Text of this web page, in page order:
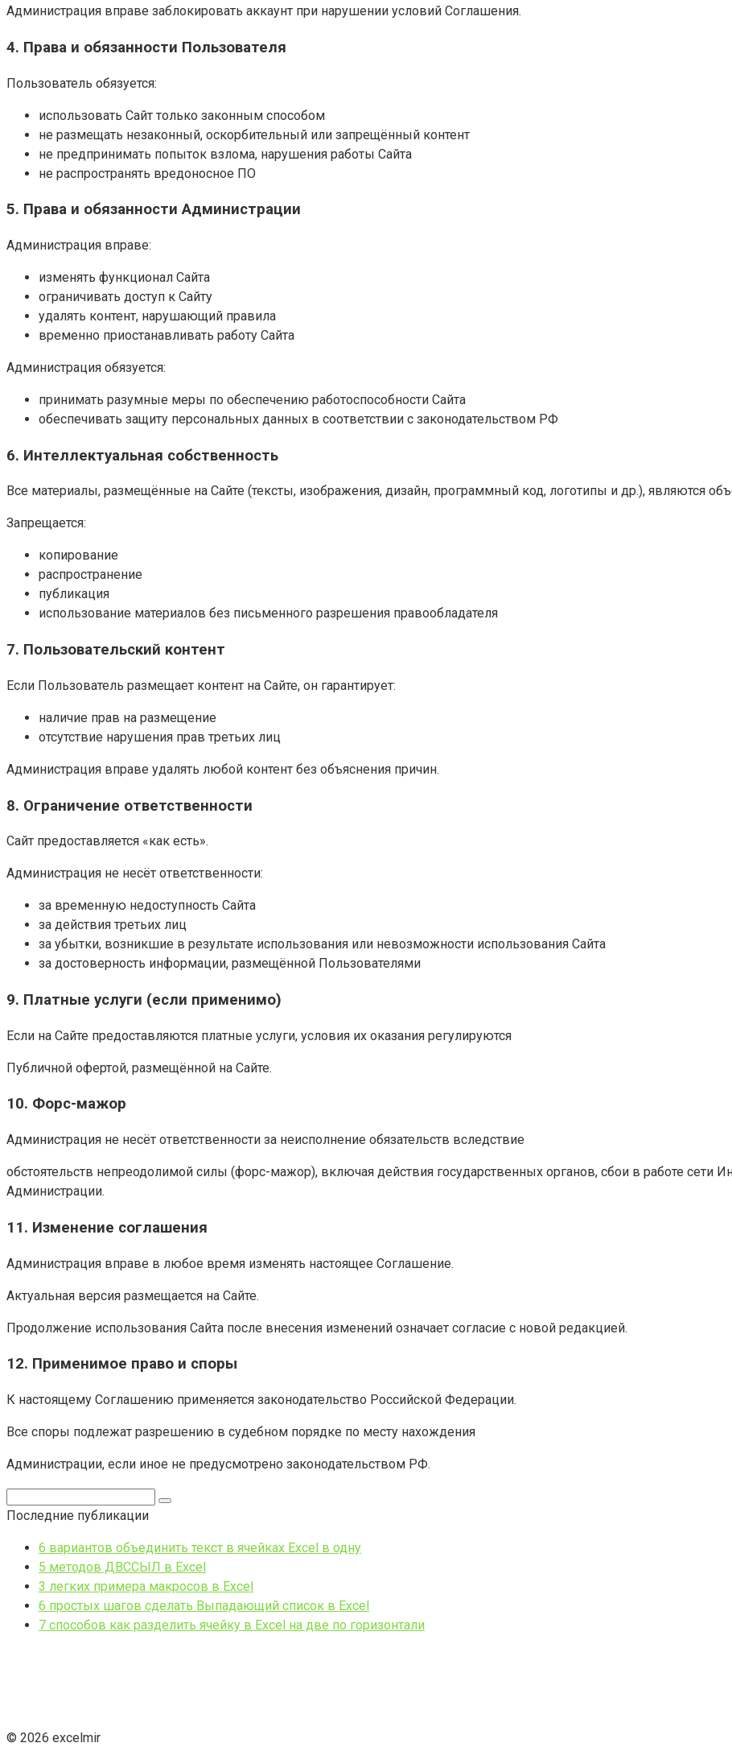
Администрация вправе заблокировать аккаунт при нарушении условий Соглашения.
4. Права и обязанности Пользователя
Пользователь обязуется:
использовать Сайт только законным способом
не размещать незаконный, оскорбительный или запрещённый контент
не предпринимать попыток взлома, нарушения работы Сайта
не распространять вредоносное ПО
5. Права и обязанности Администрации
Администрация вправе:
изменять функционал Сайта
ограничивать доступ к Сайту
удалять контент, нарушающий правила
временно приостанавливать работу Сайта
Администрация обязуется:
принимать разумные меры по обеспечению работоспособности Сайта
обеспечивать защиту персональных данных в соответствии с законодательством РФ
6. Интеллектуальная собственность
Все материалы, размещённые на Сайте (тексты, изображения, дизайн, программный код, логотипы и др.), являются
Запрещается:
копирование
распространение
публикация
использование материалов без письменного разрешения правообладателя
7. Пользовательский контент
Если Пользователь размещает контент на Сайте, он гарантирует:
наличие прав на размещение
отсутствие нарушения прав третьих лиц
Администрация вправе удалять любой контент без объяснения причин.
8. Ограничение ответственности
Сайт предоставляется «как есть».
Администрация не несёт ответственности:
за временную недоступность Сайта
за действия третьих лиц
за убытки, возникшие в результате использования или невозможности использования Сайта
за достоверность информации, размещённой Пользователями
9. Платные услуги (если применимо)
Если на Сайте предоставляются платные услуги, условия их оказания регулируются
Публичной офертой, размещённой на Сайте.
10. Форс-мажор
Администрация не несёт ответственности за неисполнение обязательств вследствие
обстоятельств непреодолимой силы (форс-мажор), включая действия государственных органов, сбои в работе сети
Администрации.
11. Изменение соглашения
Администрация вправе в любое время изменять настоящее Соглашение.
Актуальная версия размещается на Сайте.
Продолжение использования Сайта после внесения изменений означает согласие с новой редакцией.
12. Применимое право и споры
К настоящему Соглашению применяется законодательство Российской Федерации.
Все споры подлежат разрешению в судебном порядке по месту нахождения
Администрации, если иное не предусмотрено законодательством РФ.
Последние публикации
6 вариантов объединить текст в ячейках Excel в одну
5 методов ДВССЫЛ в Excel
3 легких примера макросов в Excel
6 простых шагов сделать Выпадающий список в Excel
7 способов как разделить ячейку в Excel на две по горизонтали
© 2026 excelmir